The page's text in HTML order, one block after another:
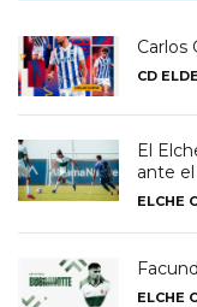
Carlos
CD
El
ante
ELCHE
ELCHE